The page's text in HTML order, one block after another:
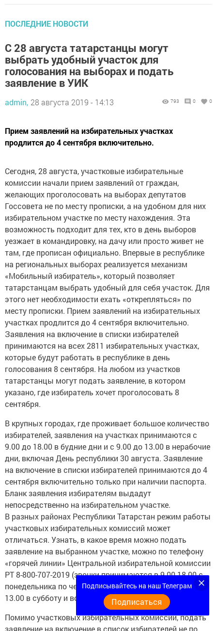
ПОСЛЕДНИЕ НОВОСТИ
С 28 августа татарстанцы могут
выбрать удобный участок для
голосования на выборах и подать
заявление в УИК
admin, 28 августа 2019 - 14:13 793 0 0
Прием заявлений на избирательных участках
продлится до 4 сентября включительно.
Сегодня, 28 августа, участковые избирательные
комиссии начали прием заявлений от граждан,
желающих проголосовать на выборах депутатов
Госсовета не по месту прописки, а на удобном для них
избирательном участке по месту нахождения. Эта
возможность подходит для тех, кто в день выборов
уезжает в командировку, на дачу или просто живет не
там, где прописан официально. Впервые в республике
на региональных выборах реализуется механизм
«Мобильный избиратель», который позволяет
татарстанцам выбрать удобный для себя участок. Для
этого нет необходимости ехать «открепляться» по
месту прописки. Прием заявлений на избирательных
участках продлится до 4 сентября включительно.
Заявления на включение в списки избирателей
принимаются на всех 2811 избирательных участках,
которые будут работать в республике в день
голосования 8 сентября. На любом из участков
татарстанцы могут подать заявление, в котором
указано, где избиратель хочет проголосовать 8
сентября.
В крупных городах, где проживает большое количество
избирателей, заявления на участках принимаются с
9.00 до 18.00 в будние дни и с 9.00 до 13.00 в нерабочие
дни, включая День республики 30 августа. Заявление
на включение в списки избирателей принимаются до 4
сентября включительно только при наличии паспорта.
Бланк заявления избирателям выдадут
непосредственно на избирательном участке.
В разных районах Республики Татарстан режим работы
участковых избирательных комиссий может
отличаться. Узнать, в какое время можно подать
заявление на выбранном участке, можно по телефону
«горячей линии» Центральной избирательной комиссии
РТ 8-800-707-2019 (звонки принимаются в 9.00-18.00 с
понедельника по четверг, в 9.00-13.00 в пятницу, в 9.00-
13.00 в субботу и воскресенье).
Помимо участковых избирательных комиссий, подать
Подписывайтесь на наш Телеграм
Подписаться